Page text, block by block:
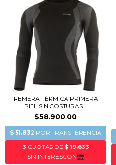
REMERA TÉRMICA PRIMERA
PIEL SIN COSTURAS...
$58.900,00